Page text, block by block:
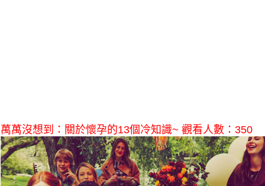
萬萬沒想到：關於懷孕的13個冷知識~ 觀看人數：350